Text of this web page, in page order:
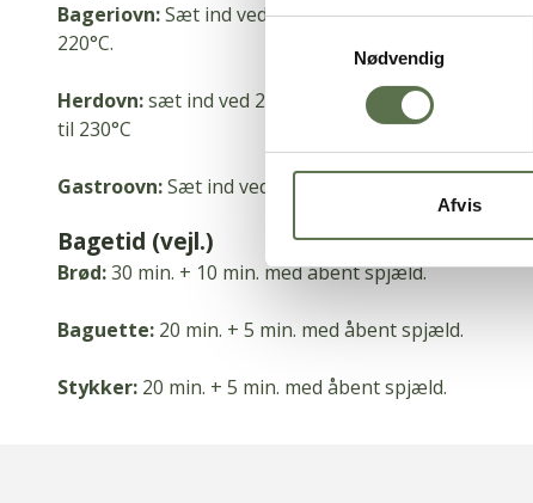
Nødvendig
Afvis
Bageriovn:Sæt ind ved 250°C.Damp i 10 sekunder
220°C.
Herdovn:sæt ind ved 250°C. Damp i 10 sekunder
til 230°C
Gastroovn:Sæt ind ved 230°C.
Bagetid (vejl.)
Brød:30 min. + 10 min. med åbent spjæld.
Baguette: 20 min. + 5 min. med åbent spjæld.
Stykker: 20 min. + 5 min. med åbent spjæld.